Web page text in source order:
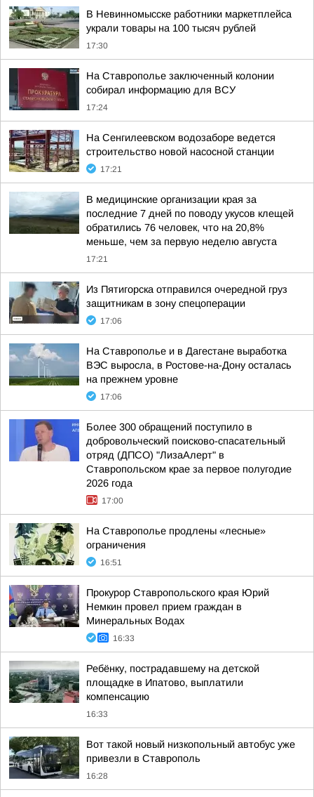
В Невинномысске работники маркетплейса
украли товары на 100 тысяч рублей
17:30
На Ставрополье заключенный колонии
собирал информацию для ВСУ
17:24
На Сенгилеевском водозаборе ведется
строительство новой насосной станции
17:21
В медицинские организации края за
последние 7 дней по поводу укусов клещей
обратились 76 человек, что на 20,8%
меньше, чем за первую неделю августа
17:21
Из Пятигорска отправился очередной груз
защитникам в зону спецоперации
17:06
На Ставрополье и в Дагестане выработка
ВЭС выросла, в Ростове-на-Дону осталась
на прежнем уровне
17:06
Более 300 обращений поступило в
добровольческий поисково-спасательный
отряд (ДПСО) "ЛизаАлерт" в
Ставропольском крае за первое полугодие
2026 года
17:00
На Ставрополье продлены «лесные»
ограничения
16:51
Прокурор Ставропольского края Юрий
Немкин провел прием граждан в
Минеральных Водах
16:33
Ребёнку, пострадавшему на детской
площадке в Ипатово, выплатили
компенсацию
16:33
Вот такой новый низкопольный автобус уже
привезли в Ставрополь
16:28